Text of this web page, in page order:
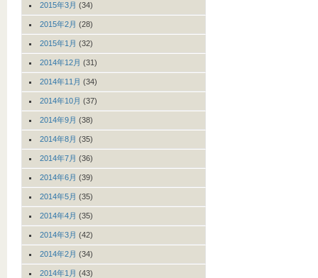
2015年3月 (34)
2015年2月 (28)
2015年1月 (32)
2014年12月 (31)
2014年11月 (34)
2014年10月 (37)
2014年9月 (38)
2014年8月 (35)
2014年7月 (36)
2014年6月 (39)
2014年5月 (35)
2014年4月 (35)
2014年3月 (42)
2014年2月 (34)
2014年1月 (43)